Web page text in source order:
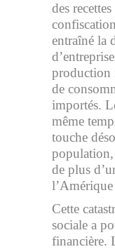
des
entraîné la
production
de
importés.
même
touche
population,
de plus
Cette
sociale a
financière.